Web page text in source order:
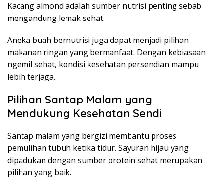
Kacang almond adalah sumber nutrisi penting sebab
mengandung lemak sehat.
Aneka buah bernutrisi juga dapat menjadi pilihan
makanan ringan yang bermanfaat. Dengan kebiasaan
ngemil sehat, kondisi kesehatan persendian mampu
lebih terjaga.
Pilihan Santap Malam yang
Mendukung Kesehatan Sendi
Santap malam yang bergizi membantu proses
pemulihan tubuh ketika tidur. Sayuran hijau yang
dipadukan dengan sumber protein sehat merupakan
pilihan yang baik.